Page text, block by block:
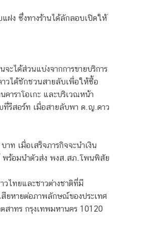
ฝง ซึ่งทางร้านได้ลักลอบเปิดให้
จะได้ส่วนแบ่งจากการขายบริการ
าวได้ชักชวนสายลับเพื่อให้ซื้อ
าราโอเกะ และบริเวณหน้า
ที่รีสอร์ท เมื่อสายลับพา ด.ญ.ดาว
าท เมื่อเสร็จภารกิจจะนำเงิน
พร้อมนำตัวส่ง พงส.สภ.โพนพิสัย
วไทยและชาวต่างชาติที่มี
ยหายต่อภาพลักษณ์ของประเทศ
สาทร กรุงเทพมหานคร 10120